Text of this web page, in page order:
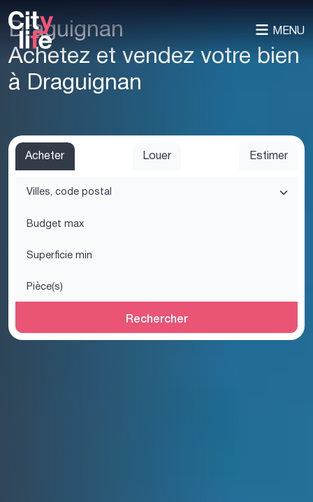
MENU
Draguignan
Achetez et vendez votre bien
à Draguignan
Acheter Louer Estimer
Rechercher